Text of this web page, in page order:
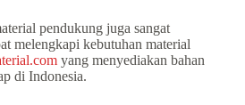
pendukung juga sangat
melengkapi kebutuhan material
yang menyediakan bahan
di Indonesia.